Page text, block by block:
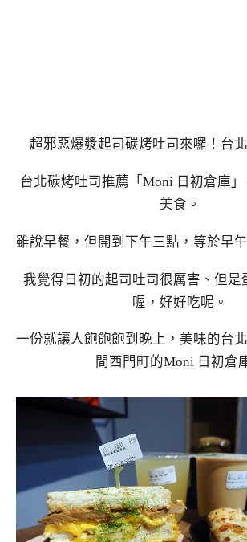
超邪惡爆漿起司碳烤吐司來囉！台
台北碳烤吐司推薦「Moni 日初倉庫
美食。
雖說早餐，但開到下午三點，等於早
我覺得日初的起司吐司很厲害、但是
喔，好好吃呢。
一份就讓人飽飽飽到晚上，美味的台
間西門町的Moni 日初倉